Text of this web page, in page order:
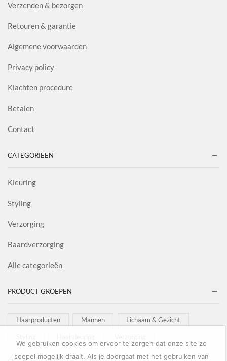
Verzenden & bezorgen
Retouren & garantie
Algemene voorwaarden
Privacy policy
Klachten procedure
Betalen
Contact
CATEGORIEËN
Kleuring
Styling
Verzorging
Baardverzorging
Alle categorieën
PRODUCT GROEPEN
Haarproducten Mannen Lichaam & Gezicht
Al onze goederen zijn inclusief
We gebruiken cookies om ervoor te zorgen dat onze site zo
soepel mogelijk draait. Als je doorgaat met het gebruiken van